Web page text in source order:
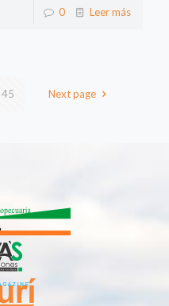
0 Leer más
45 Next page